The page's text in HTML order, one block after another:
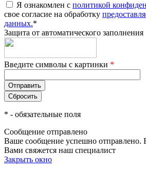
Я ознакомлен с политикой
свое согласие на обработку
данных.*
Защита от автоматического заполнения
Введите символы с картинки *
* - обязательные поля
Сообщение отправлено
Ваше сообщение успешно отправлено.
Вами свяжется наш специалист
Закрыть окно